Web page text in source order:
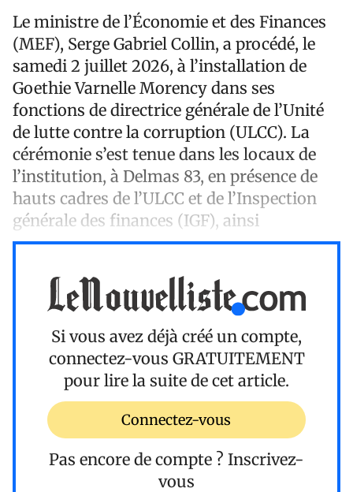
Le ministre de l’Économie et des Finances
(MEF), Serge Gabriel Collin, a procédé, le
samedi 2 juillet 2026, à l’installation de
Goethie Varnelle Morency dans ses
fonctions de directrice générale de l’Unité
de lutte contre la corruption (ULCC). La
cérémonie s’est tenue dans les locaux de
l’institution, à Delmas 83, en présence de
hauts cadres de l’ULCC et de l’Inspection
générale des finances (IGF), ainsi
Si vous avez déjà créé un compte,
connectez-vous GRATUITEMENT
pour lire la suite de cet article.
Connectez-vous
Pas encore de compte ? Inscrivez-
vous